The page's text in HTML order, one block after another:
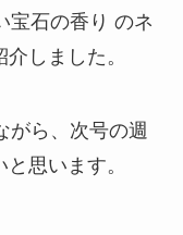
宝石の香り のネ
しました。
がら、次号の週
思います。